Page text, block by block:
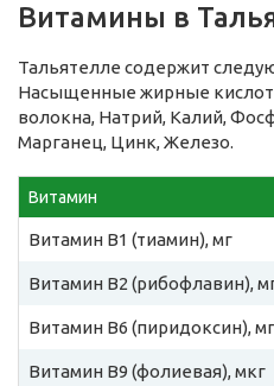
Витамины в
Тальятелле содержит
Насыщенные жирные
волокна, Натрий, Калий,
Марганец, Цинк, Железо.
Витамин
Витамин B1 (тиамин), мг
Витамин B2 (рибофлавин),
Витамин B6 (пиридоксин), мг
Витамин B9 (фолиевая), мкг